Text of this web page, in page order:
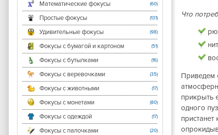
Математические фокусы (60)
Простые фокусы (131)
Удивительные фокусы (98)
Фокусы с бумагой и картоном (51)
Фокусы с бутылками (16)
Фокусы с веревочками (35)
Фокусы с животными (17)
Фокусы с монетами (80)
Фокусы с одеждой (17)
Фокусы с палочками (20)
Что
Приведем
прикрыть
одного